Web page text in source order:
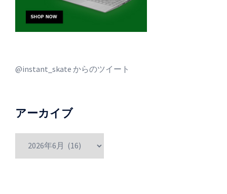
@instant_skate からのツイート
アーカイブ